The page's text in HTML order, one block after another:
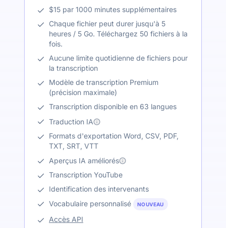
$15 par 1000 minutes supplémentaires
Chaque fichier peut durer jusqu'à 5
heures / 5 Go. Téléchargez 50 fichiers à la
fois.
Aucune limite quotidienne de fichiers pour
la transcription
Modèle de transcription Premium
(précision maximale)
Transcription disponible en 63 langues
Traduction IA
Formats d'exportation Word, CSV, PDF,
TXT, SRT, VTT
Aperçus IA améliorés
Transcription YouTube
Identification des intervenants
Vocabulaire personnalisé
NOUVEAU
Accès API